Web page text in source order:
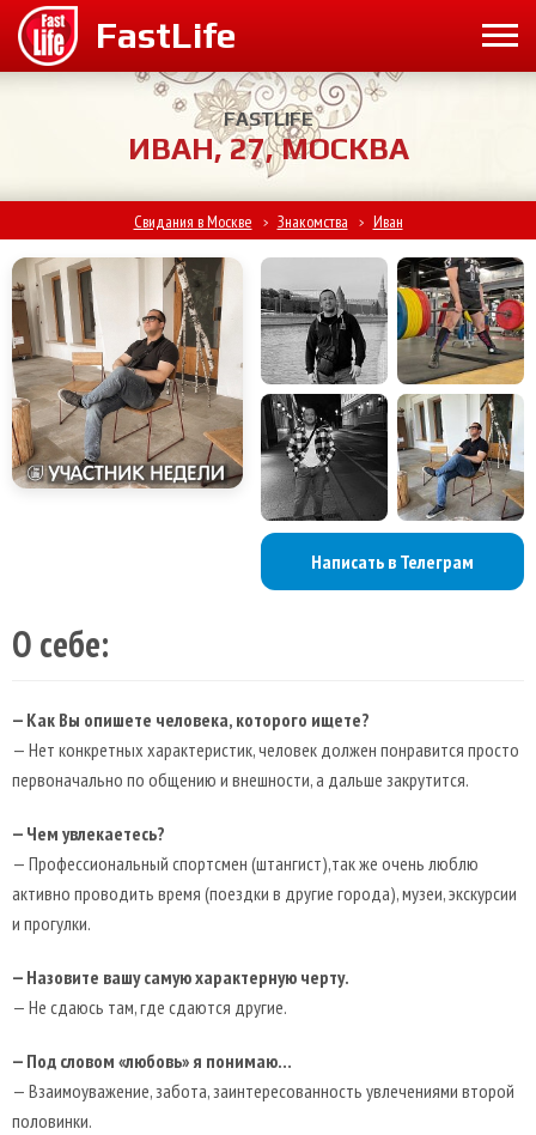
FASTLIFE
ИВАН, 27, МОСКВА
Свидания в Москве > Знакомства > Иван
Написать в Телеграм
О себе:
— Как Вы опишете человека, которого ищете?
— Нет конкретных характеристик, человек должен понравится просто
первоначально по общению и внешности, а дальше закрутится.
— Чем увлекаетесь?
— Профессиональный спортсмен (штангист),так же очень люблю
активно проводить время (поездки в другие города), музеи, экскурсии
и прогулки.
— Назовите вашу самую характерную черту.
— Не сдаюсь там, где сдаются другие.
— Под словом «любовь» я понимаю…
— Взаимоуважение, забота, заинтересованность увлечениями второй
половинки.